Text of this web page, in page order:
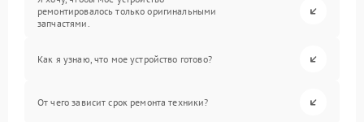
ремонтировалось только оригинальными
запчастями.
Как я узнаю, что мое устройство готово?
От чего зависит срок ремонта техники?